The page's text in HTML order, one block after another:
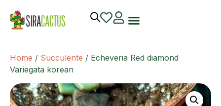
Home / Succulente / Echeveria Red diamond
Variegata korean